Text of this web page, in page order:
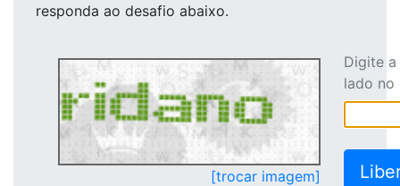
responda ao desafio abaixo.
[trocar imagem]
Digite
lado no